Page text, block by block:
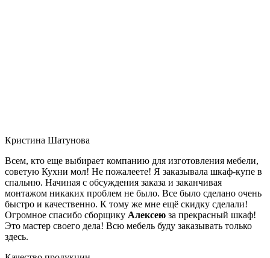
Кристина Шатунова
Всем, кто еще выбирает компанию для изготовления мебели,
советую Кухни мол! Не пожалеете! Я заказывала шкаф-купе в
спальню. Начиная с обсуждения заказа и заканчивая
монтажом никаких проблем не было. Все было сделано очень
быстро и качественно. К тому же мне ещё скидку сделали!
Огромное спасибо сборщику Алексею за прекрасный шкаф!
Это мастер своего дела! Всю мебель буду заказывать только
здесь.